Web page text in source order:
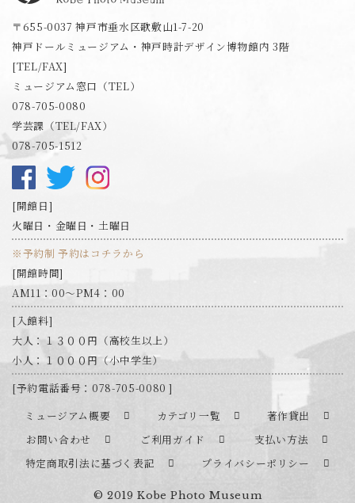
〒655-0037 神戸市垂水区歌敷山1-7-20
神戸ドールミュージアム・神戸時計デザイン博物館内 3階
[TEL/FAX]
ミュージアム窓口（TEL）
078-705-0080
学芸課（TEL/FAX）
078-705-1512
開館日
火曜日・金曜日・土曜日
※予約制 予約はコチラから
開館時間
AM11：00～PM4：00
入館料
大人：１３００円（高校生以上）
小人：１０００円（小中学生）
予約電話番号：078-705-0080
ミュージアム概要
カテゴリ一覧
著作貸出
お問い合わせ
ご利用ガイド
支払い方法
特定商取引法に基づく表記
プライバシーポリシー
© 2019 Kobe Photo Museum